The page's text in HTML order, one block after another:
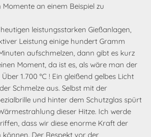
an einem Beispiel zu
leistungsstarken Gießanlagen,
Leistung einige hundert Gramm
aufschmelzen, dann gibt es kurz
Moment, da ist es, als wäre man der
1.700 °C ! Ein gleißend gelbes Licht
Schmelze aus. Selbst mit der
und hinter dem Schutzglas spürt
dieser Hitze. Ich werde
dass wir diese enorme Kraft der
können. Der Respekt vor der